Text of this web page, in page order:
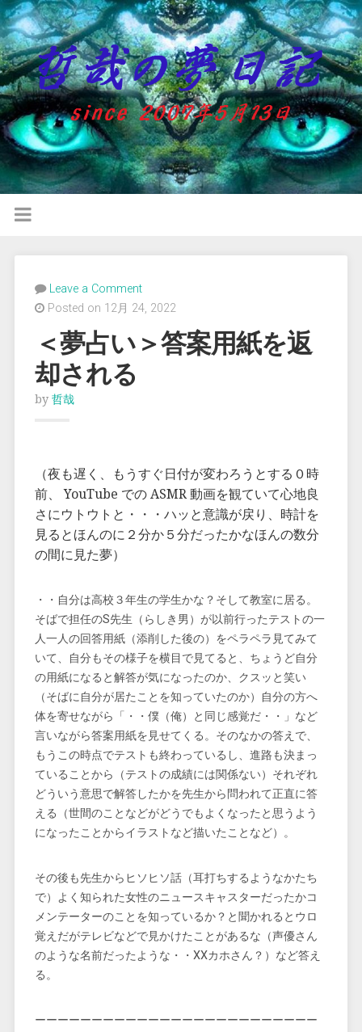
Leave a Comment
Posted on 12月 24, 2022
＜夢占い＞答案用紙を返
却される
by 哲哉
（夜も遅く、もうすぐ日付が変わろうとする０時
前、 YouTube での ASMR 動画を観ていて心地良
さにウトウトと・・・ハッと意識が戻り、時計を
見るとほんのに２分か５分だったかなほんの数分
の間に見た夢）
・・自分は高校３年生の学生かな？そして教室に居る。
そばで担任のS先生（らしき男）が以前行ったテストの一
人一人の回答用紙（添削した後の）をペラペラ見てみて
いて、自分もその様子を横目で見てると、ちょうど自分
の用紙になると解答が気になったのか、クスッと笑い
（そばに自分が居たことを知っていたのか）自分の方へ
体を寄せながら「・・僕（俺）と同じ感覚だ・・」など
言いながら答案用紙を見せてくる。そのなかの答えで、
もうこの時点でテストも終わっているし、進路も決まっ
ていることから（テストの成績には関係ない）それぞれ
どういう意思で解答したかを先生から問われて正直に答
える（世間のことなどがどうでもよくなったと思うよう
になったことからイラストなど描いたことなど）。
その後も先生からヒソヒソ話（耳打ちするようなかたち
で）よく知られた女性のニュースキャスターだったかコ
メンテーターのことを知っているか？と聞かれるとウロ
覚えだがテレビなどで見かけたことがあるな（声優さん
のような名前だったような・・XXカホさん？）など答え
る。
ーーーーーーーーーーーーーーーーーーーーーーーーー